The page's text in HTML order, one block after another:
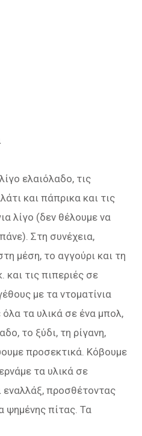
ελαιόλαδο, τις
και πάπρικα και τις
λίγο (δεν θέλουμε να
Στη συνέχεια,
μέση, το αγγούρι και τη
τις πιπεριές σε
με τα ντοματίνια
τα υλικά σε ένα μπολ,
το ξύδι, τη ρίγανη,
προσεκτικά. Κόβουμε
τα υλικά σε
εναλλάξ, προσθέτοντας
ψημένης πίτας. Τα